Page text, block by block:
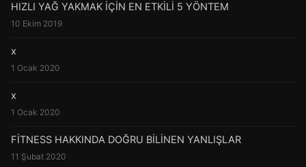
HIZLI YAĞ YAKMAK İÇİN EN ETKİLİ 5 YÖNTEM
10 Ekim 2019
x
1 Ocak 2020
x
1 Ocak 2020
FİTNESS HAKKINDA DOĞRU BİLİNEN YANLIŞLAR
11 Şubat 2020